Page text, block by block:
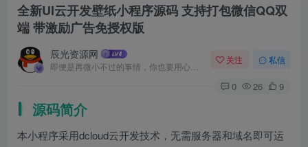
全新UI云开发壁纸小程序源码 支持打包微信QQ双
端 带激励广告免授权版
辰光资源网 关注 私信
0 26 9
源码简介
本小程序采用dcloud云开发技术，无需服务器和域名即可运